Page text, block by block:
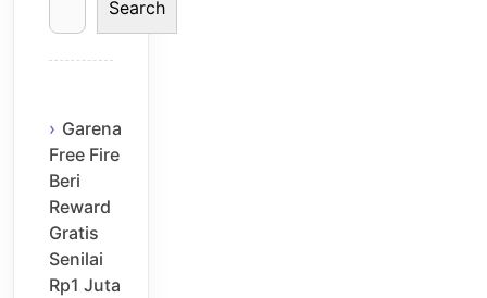
Search
Garena
Free Fire
Beri
Reward
Gratis
Senilai
Rp1 Juta